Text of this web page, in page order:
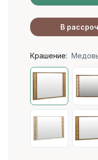
В
Крашение: